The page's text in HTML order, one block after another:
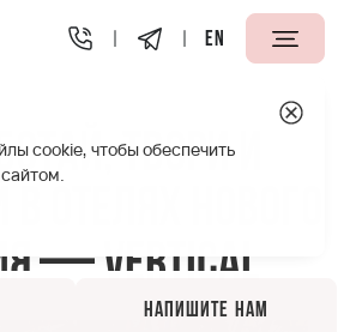
EN
твори и
в отелях нового
— VERTICAL
cookie, чтобы обеспечить
Напишите нам